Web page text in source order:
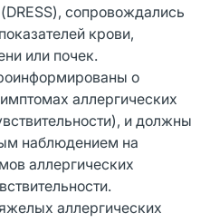
сопровождались
крови,
или почек.
о
аллергических
и должны
наблюдением на
аллергических
аллергических